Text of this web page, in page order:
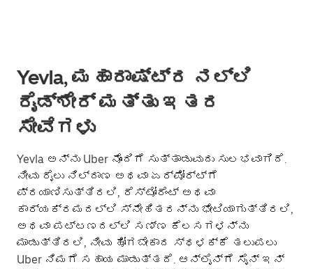
Yevla, ಮಹಾರಾಷ್ಟ್ರ ನಲ್ಲಿ
ರೈಡ್‌ಶೇರ್ ಮತ್ತು ಇತರ
ಸೇವೆಗಳು
Yevla ಅನ್ನು Uber ನೊಂದಿಗೆ ಸುತ್ತಾಡುವುದು ಸುಲಭವಾಗಿದೆ.
ನೀವು ರೈಲು ನಿಲ್ದಾಣ ಅಥವಾ ಏರ್‌ಪೋರ್ಟ್‌ಗೆ
ಪ್ರಯಾಣಿಸುತ್ತಿರಲಿ, ರೆಸ್ಟೋರೆಂಟ್ ಅಥವಾ
ಕಾರ್ಯಕ್ರಮದಲ್ಲಿ ಸ್ನೇಹಿತರನ್ನು ಭೇಟಿಯಾಗುತ್ತಿರಲಿ,
ಅಥವಾ ಪಟ್ಟಣದಲ್ಲಿ ಸಣ್ಣ ಕೆಲಸಗಳನ್ನು
ಮಾಡುತ್ತಿರಲಿ, ನೀವು ಹೋಗಬೇಕಾದ ಸ್ಥಳಕ್ಕೆ ತಲುಪಲು
Uber ನಿಮಗೆ ಸಹಾಯ ಮಾಡುತ್ತದೆ. ಆನ್‌ಲೈನ್‌ಗೆ ಸೈನ್ ಇನ್